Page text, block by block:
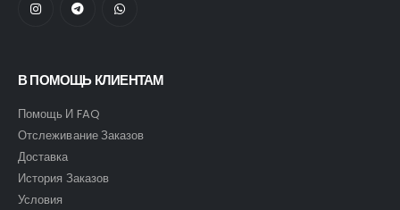
В ПОМОЩЬ КЛИЕНТАМ
Помощь И FAQ
Отслеживание Заказов
Доставка
История Заказов
Условия